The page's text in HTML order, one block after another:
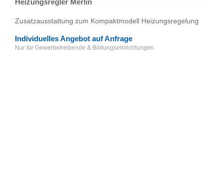
Zusatzausstattung zum Kompaktmodell Heizungsregelung
Individuelles Angebot auf Anfrage
Nur für Gewerbetreibende & Bildungseinrichtungen